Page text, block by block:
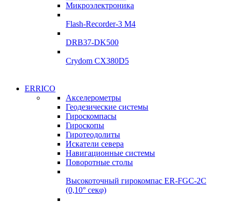
Подробнее
Микроэлектроника
Flash-Recorder-3 М4
DRB37-DK500
Crydom CX380D5
ADClab
Подробнее
ADClab
Подробнее
ERRICO
Акселерометры
Геодезические системы
Гироскомпасы
Гироскопы
Гиротеодолиты
Искатели севера
Навигационные системы
Поворотные столы
Высокоточный гирокомпас ER-FGC-2C
(0,10° секφ)